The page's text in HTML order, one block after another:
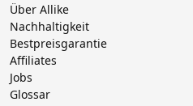
Über Allike
Nachhaltigkeit
Bestpreisgarantie
Affiliates
Jobs
Glossar